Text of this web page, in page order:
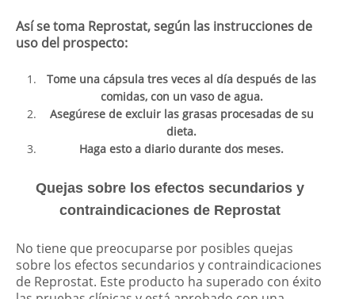
Así se toma Reprostat, según las instrucciones de
uso del prospecto:
Tome una cápsula tres veces al día después de las
comidas, con un vaso de agua.
Asegúrese de excluir las grasas procesadas de su
dieta.
Haga esto a diario durante dos meses.
Quejas sobre los efectos secundarios y
contraindicaciones de Reprostat
No tiene que preocuparse por posibles quejas
sobre los efectos secundarios y contraindicaciones
de Reprostat. Este producto ha superado con éxito